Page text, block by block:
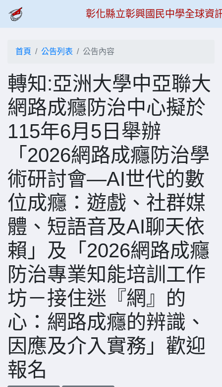
彰化縣立彰興國民中學全球資
首頁 公告列表 公告內容
轉知:亞洲大學中亞聯大
網路成癮防治中心擬於
115年6月5日舉辦
「2026網路成癮防治學
術研討會—AI世代的數
位成癮：遊戲、社群媒
體、短語音及AI聊天依
賴」及「2026網路成癮
防治專業知能培訓工作
坊－接住迷『網』的
心：網路成癮的辨識、
因應及介入實務」歡迎
報名